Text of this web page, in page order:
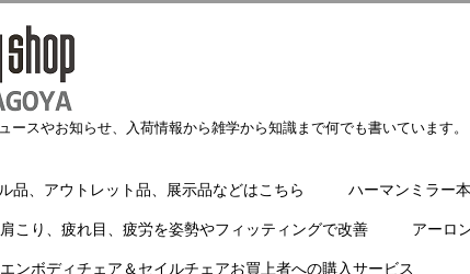
ースやお知らせ、入荷情報から雑学から知識まで何でも書いています。
品、アウトレット品、展示品などはこちら ハーマンミラー
こり、疲れ目、疲労を姿勢やフィッティングで改善 アーロ
ンボディチェア＆セイルチェアお買上者への購入サービス